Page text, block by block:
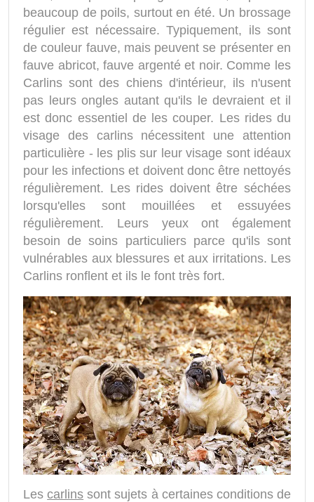
beaucoup de poils, surtout en été. Un brossage
régulier est nécessaire. Typiquement, ils sont
de couleur fauve, mais peuvent se présenter en
fauve abricot, fauve argenté et noir. Comme les
Carlins sont des chiens d'intérieur, ils n'usent
pas leurs ongles autant qu'ils le devraient et il
est donc essentiel de les couper. Les rides du
visage des carlins nécessitent une attention
particulière - les plis sur leur visage sont idéaux
pour les infections et doivent donc être nettoyés
régulièrement. Les rides doivent être séchées
lorsqu'elles sont mouillées et essuyées
régulièrement. Leurs yeux ont également
besoin de soins particuliers parce qu'ils sont
vulnérables aux blessures et aux irritations. Les
Carlins ronflent et ils le font très fort.
Lescarlins sont sujets à certaines conditions de